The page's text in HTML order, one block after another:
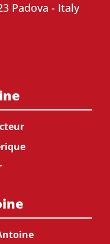
Padova - Italy